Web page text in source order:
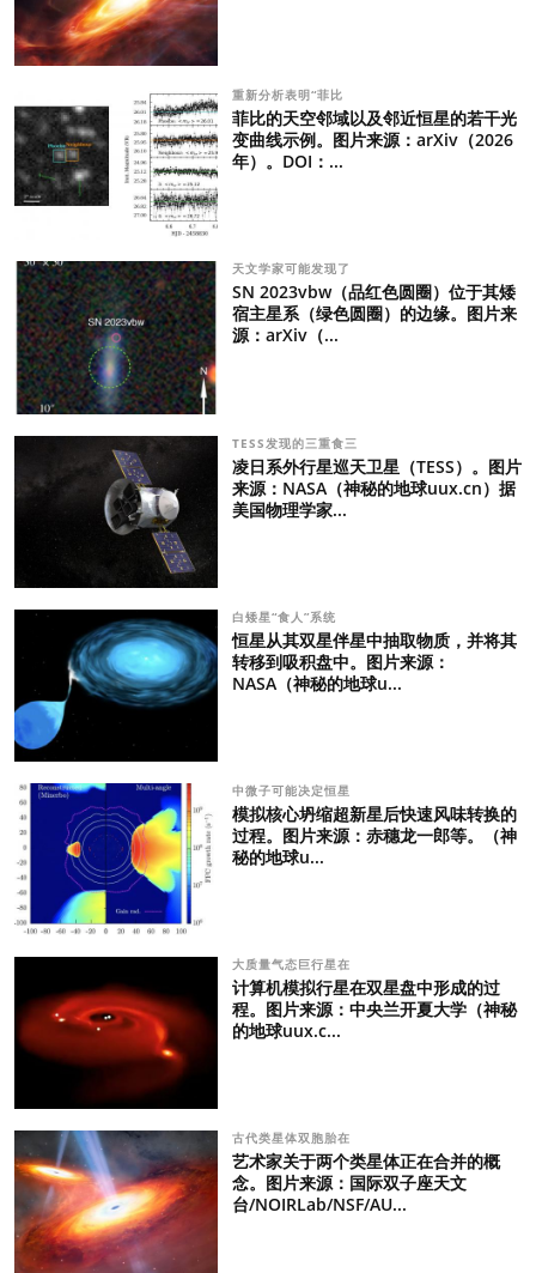
重新分析表明“菲比
菲比的天空邻域以及邻近恒星的若干光
变曲线示例。图片来源：arXiv（2026
年）。DOI：...
天文学家可能发现了
SN 2023vbw（品红色圆圈）位于其矮
宿主星系（绿色圆圈）的边缘。图片来
源：arXiv（...
TESS发现的三重食三
凌日系外行星巡天卫星（TESS）。图片
来源：NASA（神秘的地球uux.cn）据
美国物理学家...
白矮星“食人”系统
恒星从其双星伴星中抽取物质，并将其
转移到吸积盘中。图片来源：
NASA（神秘的地球u...
中微子可能决定恒星
模拟核心坍缩超新星后快速风味转换的
过程。图片来源：赤穗龙一郎等。（神
秘的地球u...
大质量气态巨行星在
计算机模拟行星在双星盘中形成的过
程。图片来源：中央兰开夏大学（神秘
的地球uux.c...
古代类星体双胞胎在
艺术家关于两个类星体正在合并的概
念。图片来源：国际双子座天文
台/NOIRLab/NSF/AU...